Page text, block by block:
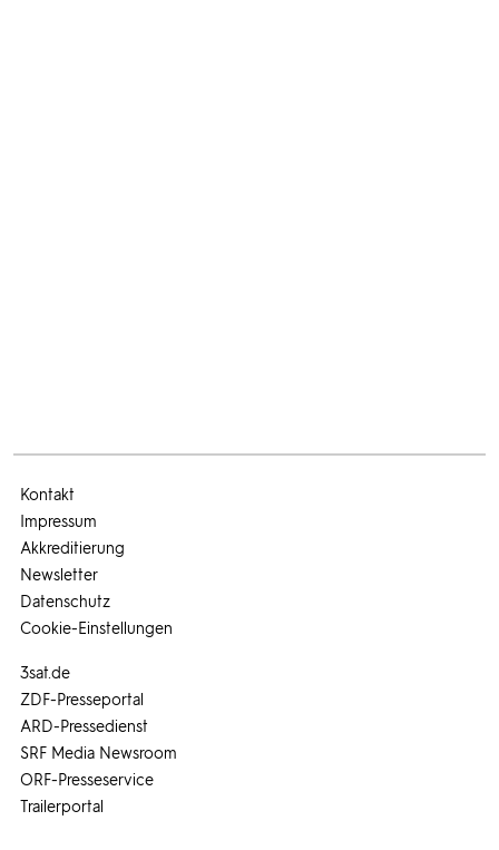
3sat.de
ZDF-Presseportal
ARD-Pressedienst
SRF Media Newsroom
ORF-Presseservice
Trailerportal
Kontakt
Impressum
Akkreditierung
Newsletter
Datenschutz
Cookie-Einstellungen